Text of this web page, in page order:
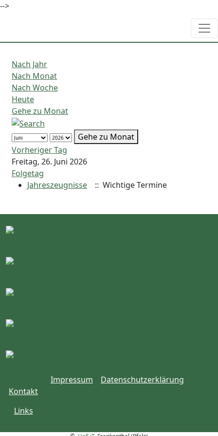
-->
Nach Jahr
Nach Monat
Nach Woche
Heute
Gehe zu Monat
Gehe zu Monat
Vorheriger Tag
Freitag, 26. Juni 2026
Folgetag
Jahreszeugnisse
:: Wichtige Termine
Kontakt
Impressum Datenschutzerklärung
Links